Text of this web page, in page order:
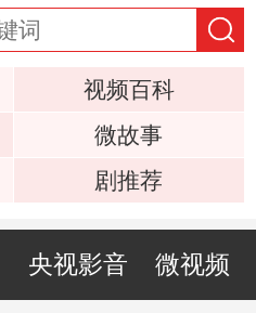
视频百科
微故事
剧推荐
央视影音 微视频